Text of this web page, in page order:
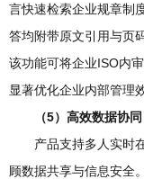
言快速检索企业规章制
答均附带原文引用与页
该功能可将企业ISO内
显著优化企业内部管理
（5）高效数据协
产品支持多人实时
顾数据共享与信息安全